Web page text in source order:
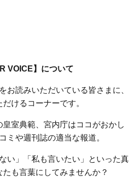
VOICE】について
お読みいただいている皆さまに、
だけるコーナーです。
室典範、宮内庁はココがおかし
ミや週刊誌の適当な報道。
い」「私も言いたい」といった真
も言葉にしてみませんか？